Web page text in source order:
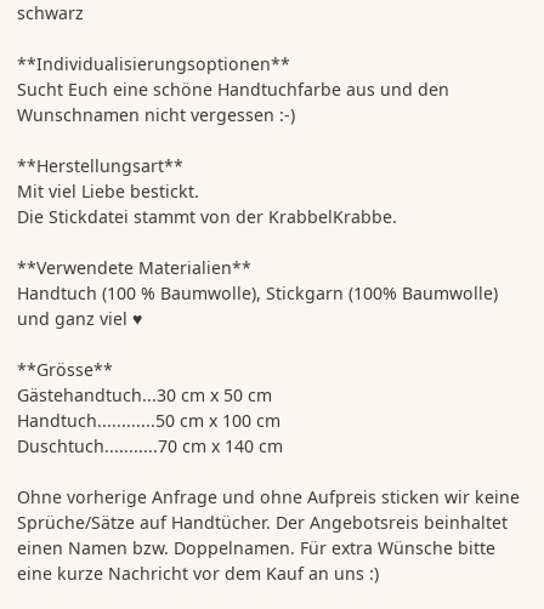
schwarz
**Individualisierungsoptionen**
Sucht Euch eine schöne Handtuchfarbe aus und den
Wunschnamen nicht vergessen :-)
**Herstellungsart**
Mit viel Liebe bestickt.
Die Stickdatei stammt von der KrabbelKrabbe.
**Verwendete Materialien**
Handtuch (100 % Baumwolle), Stickgarn (100% Baumwolle)
und ganz viel ♥
**Grösse**
Gästehandtuch...30 cm x 50 cm
Handtuch............50 cm x 100 cm
Duschtuch...........70 cm x 140 cm
Ohne vorherige Anfrage und ohne Aufpreis sticken wir keine
Sprüche/Sätze auf Handtücher. Der Angebotsreis beinhaltet
einen Namen bzw. Doppelnamen. Für extra Wünsche bitte
eine kurze Nachricht vor dem Kauf an uns :)